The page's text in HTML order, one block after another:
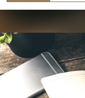
アクセストップ
東京オフィス
福岡オフィス
鹿児島オフィス
大分オフィス
事業モデルと仕事内
ワークスタイル
指定就労継続支援
採用情報トップ
利用者（クルー）募
支援スタッフ（タ